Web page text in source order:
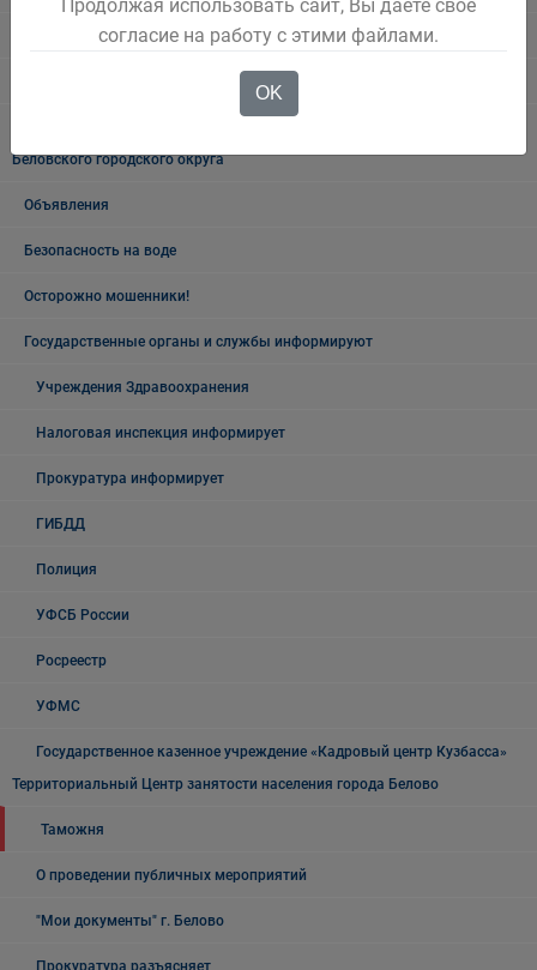
Ветеранский вестник
Беловского городского округа
Объявления
Безопасность на воде
Осторожно мошенники!
Государственные органы и службы информируют
Учреждения Здравоохранения
Налоговая инспекция информирует
Прокуратура информирует
ГИБДД
Полиция
УФСБ России
Росреестр
УФМС
Государственное казенное учреждение «Кадровый центр Кузбасса»
Территориальный Центр занятости населения города Белово
Таможня
О проведении публичных мероприятий
"Мои документы" г. Белово
Прокуратура разъясняет
Продолжая использовать сайт, Вы даете свое
согласие на работу с этими файлами.
OK